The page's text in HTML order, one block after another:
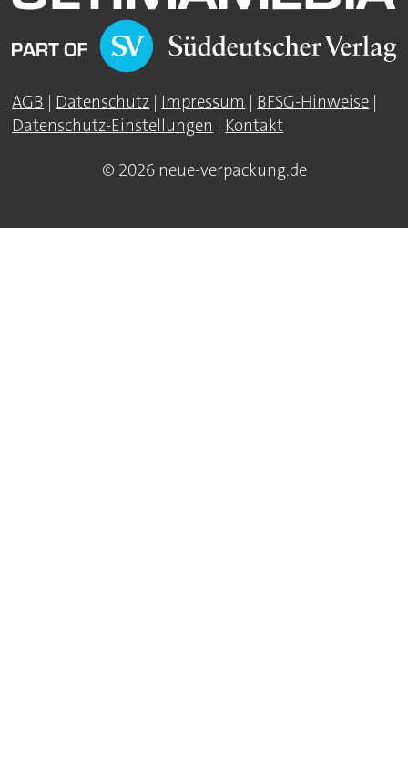
AGB | Datenschutz | Impressum | BFSG-Hinweise |
Datenschutz-Einstellungen | Kontakt
© 2026 neue-verpackung.de